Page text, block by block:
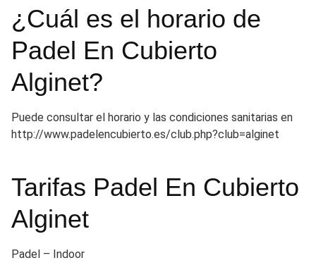
¿Cuál es el horario de
Padel En Cubierto
Alginet?
Puede consultar el horario y las condiciones sanitarias en
http://www.padelencubierto.es/club.php?club=alginet
Tarifas Padel En Cubierto
Alginet
Padel – Indoor